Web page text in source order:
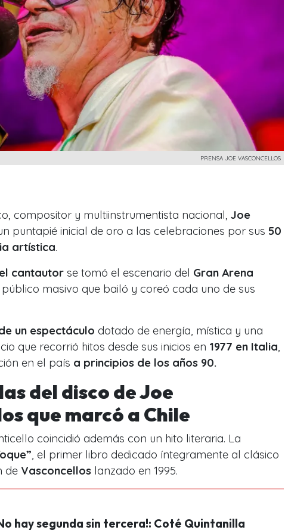
PRENSA JOE VASCONCELLOS
compositor y multiinstrumentista nacional, Joe
un puntapié inicial de oro a las celebraciones por sus 50
artística.
el cantautor se tomó el escenario del Gran Arena
masivo que bailó y coreó cada uno de sus
un espectáculo dotado de energía, mística y una
que recorrió hitos desde sus inicios en 1977 en Italia
en el país a principios de los años 90.
del disco de Joe
que marcó a Chile
coincidió además con un hito literaria. La
, el primer libro dedicado íntegramente al clásico
de Vasconcellos lanzado en 1995.
hay segunda sin tercera!: Coté Quintanilla